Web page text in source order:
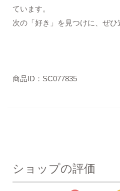
ています。
次の「好き」を見つけに、ぜひ
商品ID：SC077835
ショップの評価